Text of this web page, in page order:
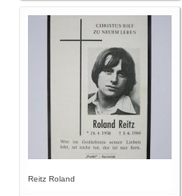
Reitz Roland